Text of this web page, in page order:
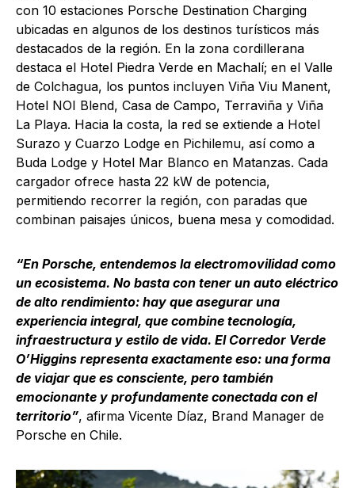
con 10 estaciones Porsche Destination Charging
ubicadas en algunos de los destinos turísticos más
destacados de la región. En la zona cordillerana
destaca el Hotel Piedra Verde en Machalí; en el Valle
de Colchagua, los puntos incluyen Viña Viu Manent,
Hotel NOI Blend, Casa de Campo, Terraviña y Viña
La Playa. Hacia la costa, la red se extiende a Hotel
Surazo y Cuarzo Lodge en Pichilemu, así como a
Buda Lodge y Hotel Mar Blanco en Matanzas. Cada
cargador ofrece hasta 22 kW de potencia,
permitiendo recorrer la región, con paradas que
combinan paisajes únicos, buena mesa y comodidad.
“En Porsche, entendemos la electromovilidad como
un ecosistema. No basta con tener un auto eléctrico
de alto rendimiento: hay que asegurar una
experiencia integral, que combine tecnología,
infraestructura y estilo de vida. El Corredor Verde
O’Higgins representa exactamente eso: una forma
de viajar que es consciente, pero también
emocionante y profundamente conectada con el
territorio”, afirma Vicente Díaz, Brand Manager de
Porsche en Chile.